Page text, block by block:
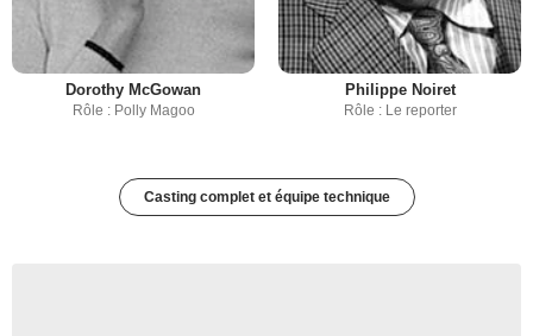
Dorothy McGowan
Rôle : Polly Magoo
Philippe Noiret
Rôle : Le reporter
Casting complet et équipe technique